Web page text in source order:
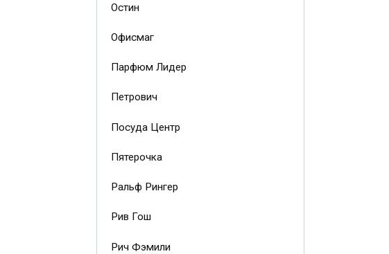
Остин
Офисмаг
Парфюм Лидер
Петрович
Посуда Центр
Пятерочка
Ральф Рингер
Рив Гош
Рич Фэмили